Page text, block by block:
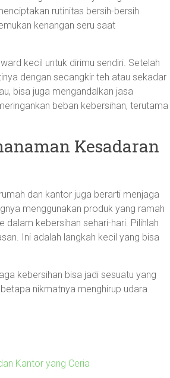
rutinitas bersih-bersih
kenangan seru saat
kecil untuk dirimu sendiri. Setelah
dengan secangkir teh atau sekadar
bisa juga mengandalkan jasa
beban kebersihan, terutama
Kesadaran
dan kantor juga berarti menjaga
menggunakan produk yang ramah
dalam kebersihan sehari-hari. Pilihlah
Ini adalah langkah kecil yang bisa
kebersihan bisa jadi sesuatu yang
nikmatnya menghirup udara
Kantor yang Ceria